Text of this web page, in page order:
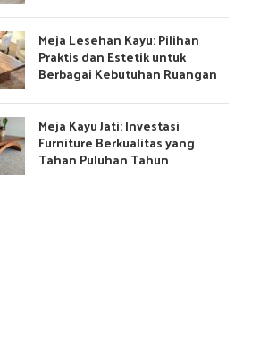
Meja Lesehan Kayu: Pilihan
Praktis dan Estetik untuk
Berbagai Kebutuhan Ruangan
Meja Kayu Jati: Investasi
Furniture Berkualitas yang
Tahan Puluhan Tahun